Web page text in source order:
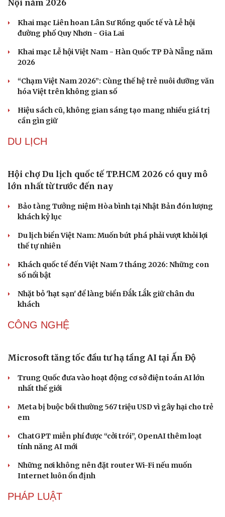
Văn hóa
Sân khấu - Điện ảnh
Văn học
Di sản
Nghệ sĩ
Thời trang
Mỹ duy trì sức mạnh tiêm kích F-22 tại Trung Đông
Khủng hoảng tên lửa Patriot đẩy NATO vào thế lưỡng
VĂN HÓA
Ấn tượng khai mạc Festival võ thuật quốc tế Hà
Nội năm 2026
đường phố Quy Nhơn - Gia Lai
2026
“Chạm Việt Nam 2026”: Cùng thế hệ trẻ nuôi dưỡng văn
Hiệu sách cũ, không gian sáng tạo mang nhiều giá trị
DU LỊCH
Hội chợ Du lịch quốc tế TP.HCM 2026 có quy mô
lớn nhất từ trước đến nay
khách kỷ lục
thế tự nhiên
Khách quốc tế đến Việt Nam 7 tháng 2026: Những con
số nổi bật
Nhặt bỏ 'hạt sạn' để làng biển Đắk Lắk giữ chân du
khách
CÔNG NGHỆ
Microsoft tăng tốc đầu tư hạ tầng AI tại Ấn Độ
nhất thế giới